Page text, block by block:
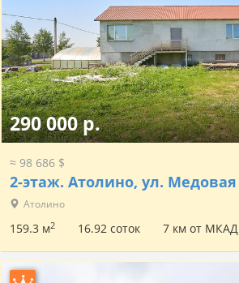
290 000 р.
≈ 98 686 $
2-этаж. Атолино, ул. Медовая
Атолино
159.3 м2 16.92 соток 7 км от МКАД